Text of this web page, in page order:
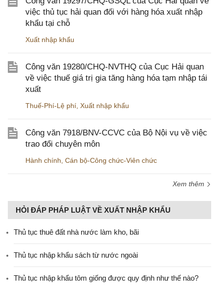
việc thủ tục hải quan đối với hàng hóa xuất nhập
khẩu tại chỗ
Xuất nhập khẩu
Công văn 19280/CHQ-NVTHQ của Cục Hải quan
về việc thuế giá trị gia tăng hàng hóa tạm nhập tái
xuất
Thuế-Phí-Lệ phí Xuất nhập khẩu
Công văn 7918/BNV-CCVC của Bộ Nội vụ về việc
trao đổi chuyên môn
Hành chính Cán bộ-Công chức-Viên chức
Xem thêm
HỎI ĐÁP PHÁP LUẬT VỀ XUẤT NHẬP KHẨU
Thủ tục thuê đất nhà nước làm kho, bãi
Thủ tục nhập khẩu sách từ nước ngoài
Thủ tục nhập khẩu tôm giống được quy định như thế nào?